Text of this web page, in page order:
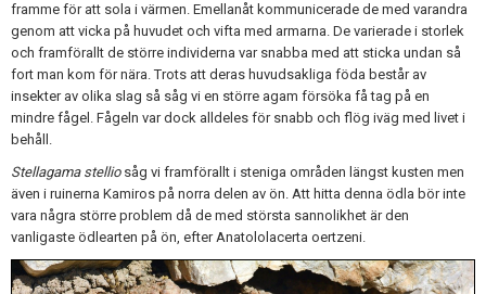
framme för att sola i värmen. Emellanåt kommunicerade de med varandra
genom att vicka på huvudet och vifta med armarna. De varierade i storlek
och framförallt de större individerna var snabba med att sticka undan så
fort man kom för nära. Trots att deras huvudsakliga föda består av
insekter av olika slag så såg vi en större agam försöka få tag på en
mindre fågel. Fågeln var dock alldeles för snabb och flög iväg med livet i
behåll.
Stellagama stelliosåg vi framförallt i steniga områden längst kusten men
även i ruinerna Kamiros på norra delen av ön. Att hitta denna ödla bör inte
vara några större problem då de med största sannolikhet är den
vanligaste ödlearten på ön, efter Anatololacerta oertzeni.